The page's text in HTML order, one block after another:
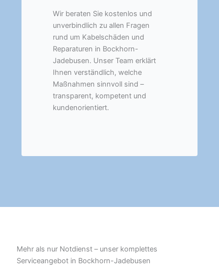
Wir beraten Sie kostenlos und
unverbindlich zu allen Fragen
rund um Kabelschäden und
Reparaturen in Bockhorn-
Jadebusen. Unser Team erklärt
Ihnen verständlich, welche
Maßnahmen sinnvoll sind –
transparent, kompetent und
kundenorientiert.
Mehr als nur Notdienst – unser komplettes
Serviceangebot in Bockhorn-Jadebusen